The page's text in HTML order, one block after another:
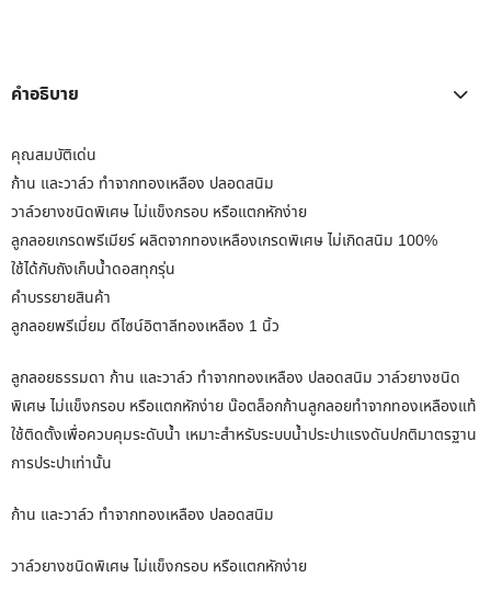
คำอธิบาย
คุณสมบัติเด่น
ก้าน และวาล์ว ทำจากทองเหลือง ปลอดสนิม
วาล์วยางชนิดพิเศษ ไม่แข็งกรอบ หรือแตกหักง่าย
ลูกลอยเกรดพรีเมียร์ ผลิตจากทองเหลืองเกรดพิเศษ ไม่เกิดสนิม 100%
ใช้ได้กับถังเก็บน้ำดอสทุกรุ่น
คำบรรยายสินค้า
ลูกลอยพรีเมี่ยม ดีไซน์อิตาลีทองเหลือง 1 นิ้ว
ลูกลอยธรรมดา ก้าน และวาล์ว ทำจากทองเหลือง ปลอดสนิม วาล์วยางชนิด
พิเศษ ไม่แข็งกรอบ หรือแตกหักง่าย น๊อตล็อกก้านลูกลอยทำจากทองเหลืองแท้
ใช้ติดตั้งเพื่อควบคุมระดับน้ำ เหมาะสำหรับระบบน้ำประปาแรงดันปกติมาตรฐาน
การประปาเท่านั้น
ก้าน และวาล์ว ทำจากทองเหลือง ปลอดสนิม
วาล์วยางชนิดพิเศษ ไม่แข็งกรอบ หรือแตกหักง่าย